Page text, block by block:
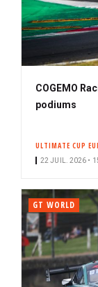
COGEMO
podiums
ULTIMATE CUP
22 JUIL. 2026 •
GT WORLD